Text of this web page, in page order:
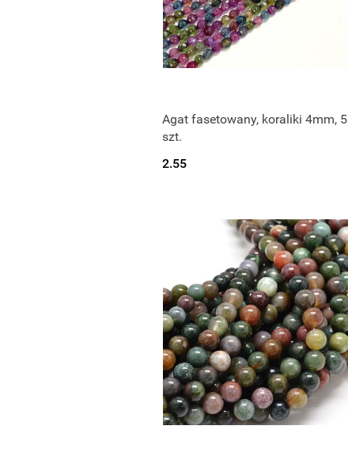
Agat fasetowany, koraliki 4mm, 5
szt.
2.55